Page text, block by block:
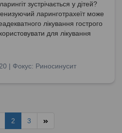
зустрічається у дітей?
ларинготрахеїт може
лікування гострого
для лікування
| Фокус: Риносинусит
2 3